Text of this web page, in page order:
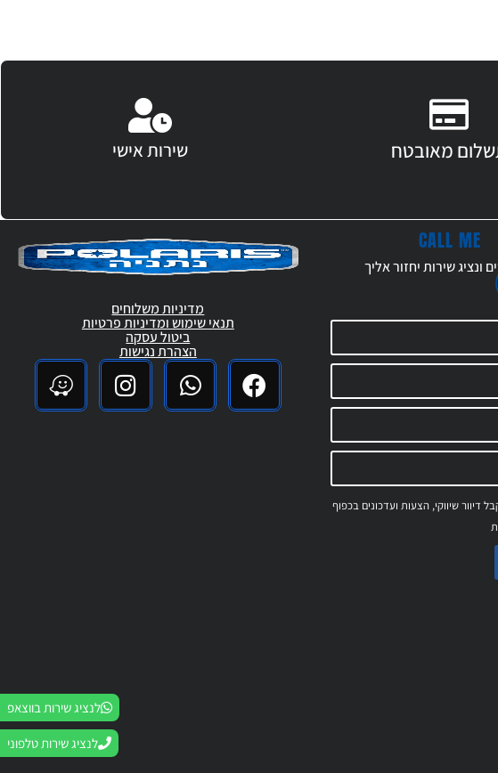
מאובטח שירות אישי
CALL ME
ונציג שירות יחזור אליך
דיוור שיווקי, הצעות ועדכונים בכפוף
לנציג שירות בווצאפ
לנציג שירות טלפוני
מדיניות משלוחים
תנאי שימוש ומדיניות פרטיות
ביטול עסקה
הצהרת נגישות